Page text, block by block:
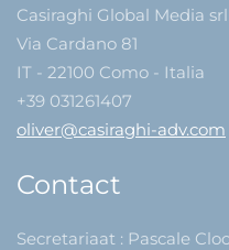
Casiraghi Global Media srl
Via Cardano 81
IT - 22100 Como - Italia
+39 031261407
oliver@casiraghi-adv.com
Contact
Secretariaat : Pascale